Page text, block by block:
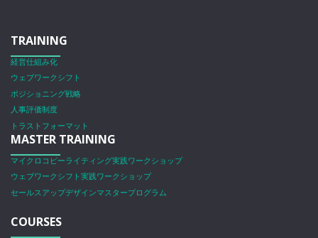
TRAINING
経営仕組み化
ウェブワークシフト
ポジショニング戦略
人事評価制度
トラストフォーマット
MASTER TRAINING
マイクロコピーライティング実践ワークショップ
ウェブワークシフト実践ワークショップ
セールスアップデザインマスタープログラム
COURSES